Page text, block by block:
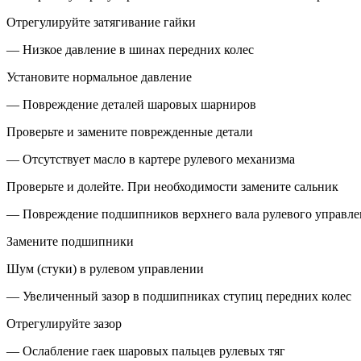
Отрегулируйте затягивание гайки
— Низкое давление в шинах передних колес
Установите нормальное давление
— Повреждение деталей шаровых шарниров
Проверьте и замените поврежденные детали
— Отсутствует масло в картере рулевого механизма
Проверьте и долейте. При необходимости замените сальник
— Повреждение подшипников верхнего вала рулевого
Замените подшипники
Шум (стуки) в рулевом управлении
— Увеличенный зазор в подшипниках ступиц передних колес
Отрегулируйте зазор
— Ослабление гаек шаровых пальцев рулевых тяг